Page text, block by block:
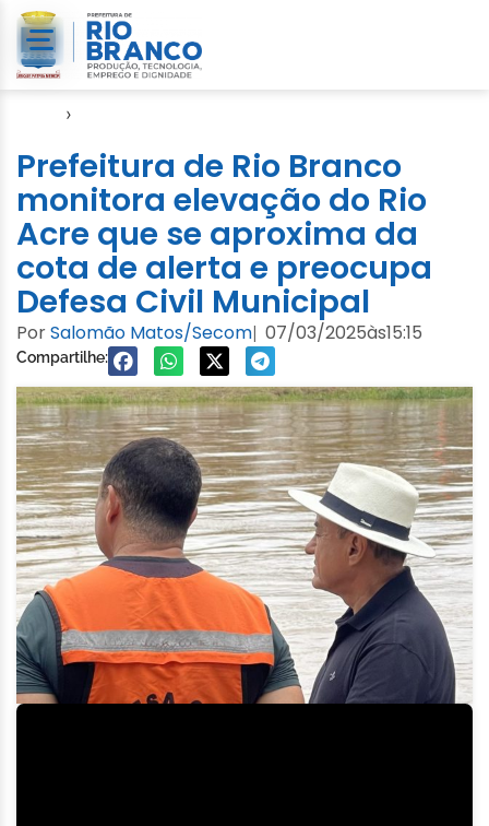
›
Prefeitura de Rio Branco
monitora elevação do Rio
Acre que se aproxima da
cota de alerta e preocupa
Defesa Civil Municipal
PorSalomão Matos/Secom| 07/03/2025às15:15
Compartilhe: